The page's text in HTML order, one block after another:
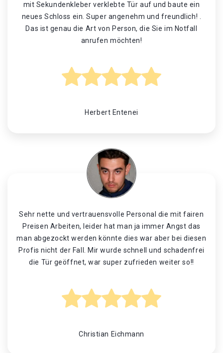
mit Sekundenkleber verklebte Tür auf und baute ein
neues Schloss ein. Super angenehm und freundlich! .
Das ist genau die Art von Person, die Sie im Notfall
anrufen möchten!
Herbert Entenei
Sehr nette und vertrauensvolle Personal die mit fairen
Preisen Arbeiten, leider hat man ja immer Angst das
man abgezockt werden könnte dies war aber bei diesen
Profis nicht der Fall. Mir wurde schnell und schadenfrei
die Tür geöffnet, war super zufrieden weiter so!!
Christian Eichmann